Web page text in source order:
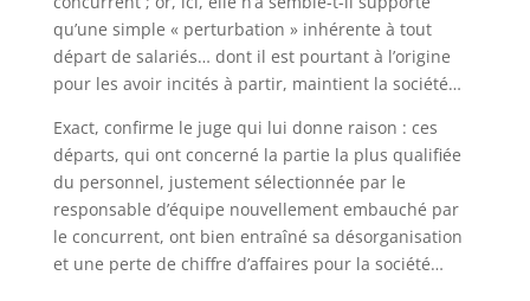
qu’une simple « perturbation » inhérente à tout
départ de salariés… dont il est pourtant à l’origine
pour les avoir incités à partir, maintient la société…
Exact, confirme le juge qui lui donne raison : ces
départs, qui ont concerné la partie la plus qualifiée
du personnel, justement sélectionnée par le
responsable d’équipe nouvellement embauché par
le concurrent, ont bien entraîné sa désorganisation
et une perte de chiffre d’affaires pour la société…